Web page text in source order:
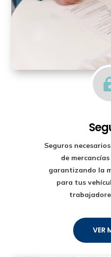
Seguros
de
garantizando la
para tus
VER